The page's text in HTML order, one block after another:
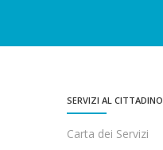
SERVIZI AL CITTADINO
Carta dei Servizi